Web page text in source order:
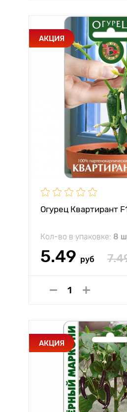
АКЦИЯ
Огурец Квартирант
Кол-во в упаковке: 8
5.49 руб
АКЦИЯ